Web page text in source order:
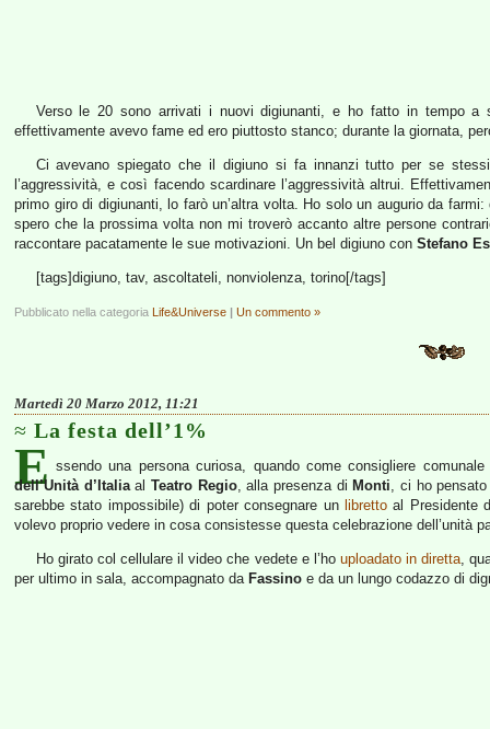
Verso le 20 sono arrivati i nuovi digiunanti, e ho fatto in tempo a
effettivamente avevo fame ed ero piuttosto stanco; durante la giornata,
Ci avevano spiegato che il digiuno si fa innanzi tutto per se
l’aggressività, e così facendo scardinare l’aggressività altrui.
primo giro di digiunanti, lo farò un’altra volta. Ho solo un augurio da
spero che la prossima volta non mi troverò accanto altre persone
raccontare pacatamente le sue motivazioni. Un bel digiuno con Stefano
[tags]digiuno, tav, ascoltateli, nonviolenza, torino[/tags]
Pubblicato nella categoria Life&Universe | Un commento »
Martedì 20 Marzo 2012, 11:21
La festa dell’1%
E ssendo una persona curiosa, quando come consigliere
dell’Unità d’Italiaal Teatro Regio, alla presenza di Monti, ci ho
sarebbe stato impossibile) di poter consegnare un libretto al Presidente
volevo proprio vedere in cosa consistesse questa celebrazione dell’unità
Ho girato col cellulare il video che vedete e l’houploadato in diretta,
per ultimo in sala, accompagnato da Fassino e da un lungo codazzo di